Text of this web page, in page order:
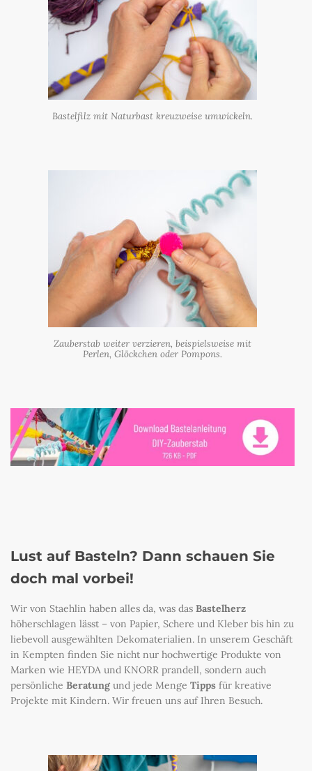
Bastelfilz mit Naturbast kreuzweise umwickeln.
Zauberstab weiter verzieren, beispielsweise mit
Perlen, Glöckchen oder Pompons.
Lust auf Basteln? Dann schauen Sie
doch mal vorbei!
Wir von Staehlin haben alles da, was das Bastelherz
höherschlagen lässt – von Papier, Schere und Kleber bis hin zu
liebevoll ausgewählten Dekomaterialien. In unserem Geschäft
in Kempten finden Sie nicht nur hochwertige Produkte von
Marken wie HEYDA und KNORR prandell, sondern auch
persönliche Beratung und jede Menge Tipps für kreative
Projekte mit Kindern. Wir freuen uns auf Ihren Besuch.